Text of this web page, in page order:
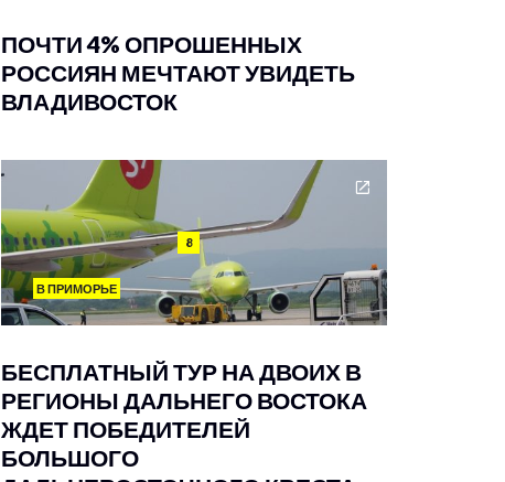
ПОЧТИ 4% ОПРОШЕННЫХ
РОССИЯН МЕЧТАЮТ УВИДЕТЬ
ВЛАДИВОСТОК
8
В ПРИМОРЬЕ
БЕСПЛАТНЫЙ ТУР НА ДВОИХ В
РЕГИОНЫ ДАЛЬНЕГО ВОСТОКА
ЖДЕТ ПОБЕДИТЕЛЕЙ
БОЛЬШОГО